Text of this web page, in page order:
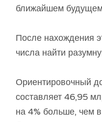
ближайшем
После нахождения
числа найти
Ориентировочный
составляет 46,95
на 4% больше, чем